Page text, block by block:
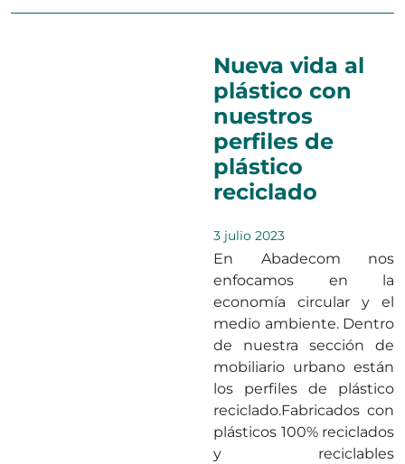
Nueva vida al
plástico con
nuestros
perfiles de
plástico
reciclado
3 julio 2023
En Abadecom nos
enfocamos en la
economía circular y el
medio ambiente. Dentro
de nuestra sección de
mobiliario urbano están
los perfiles de plástico
reciclado.Fabricados con
plásticos 100% reciclados
y reciclables